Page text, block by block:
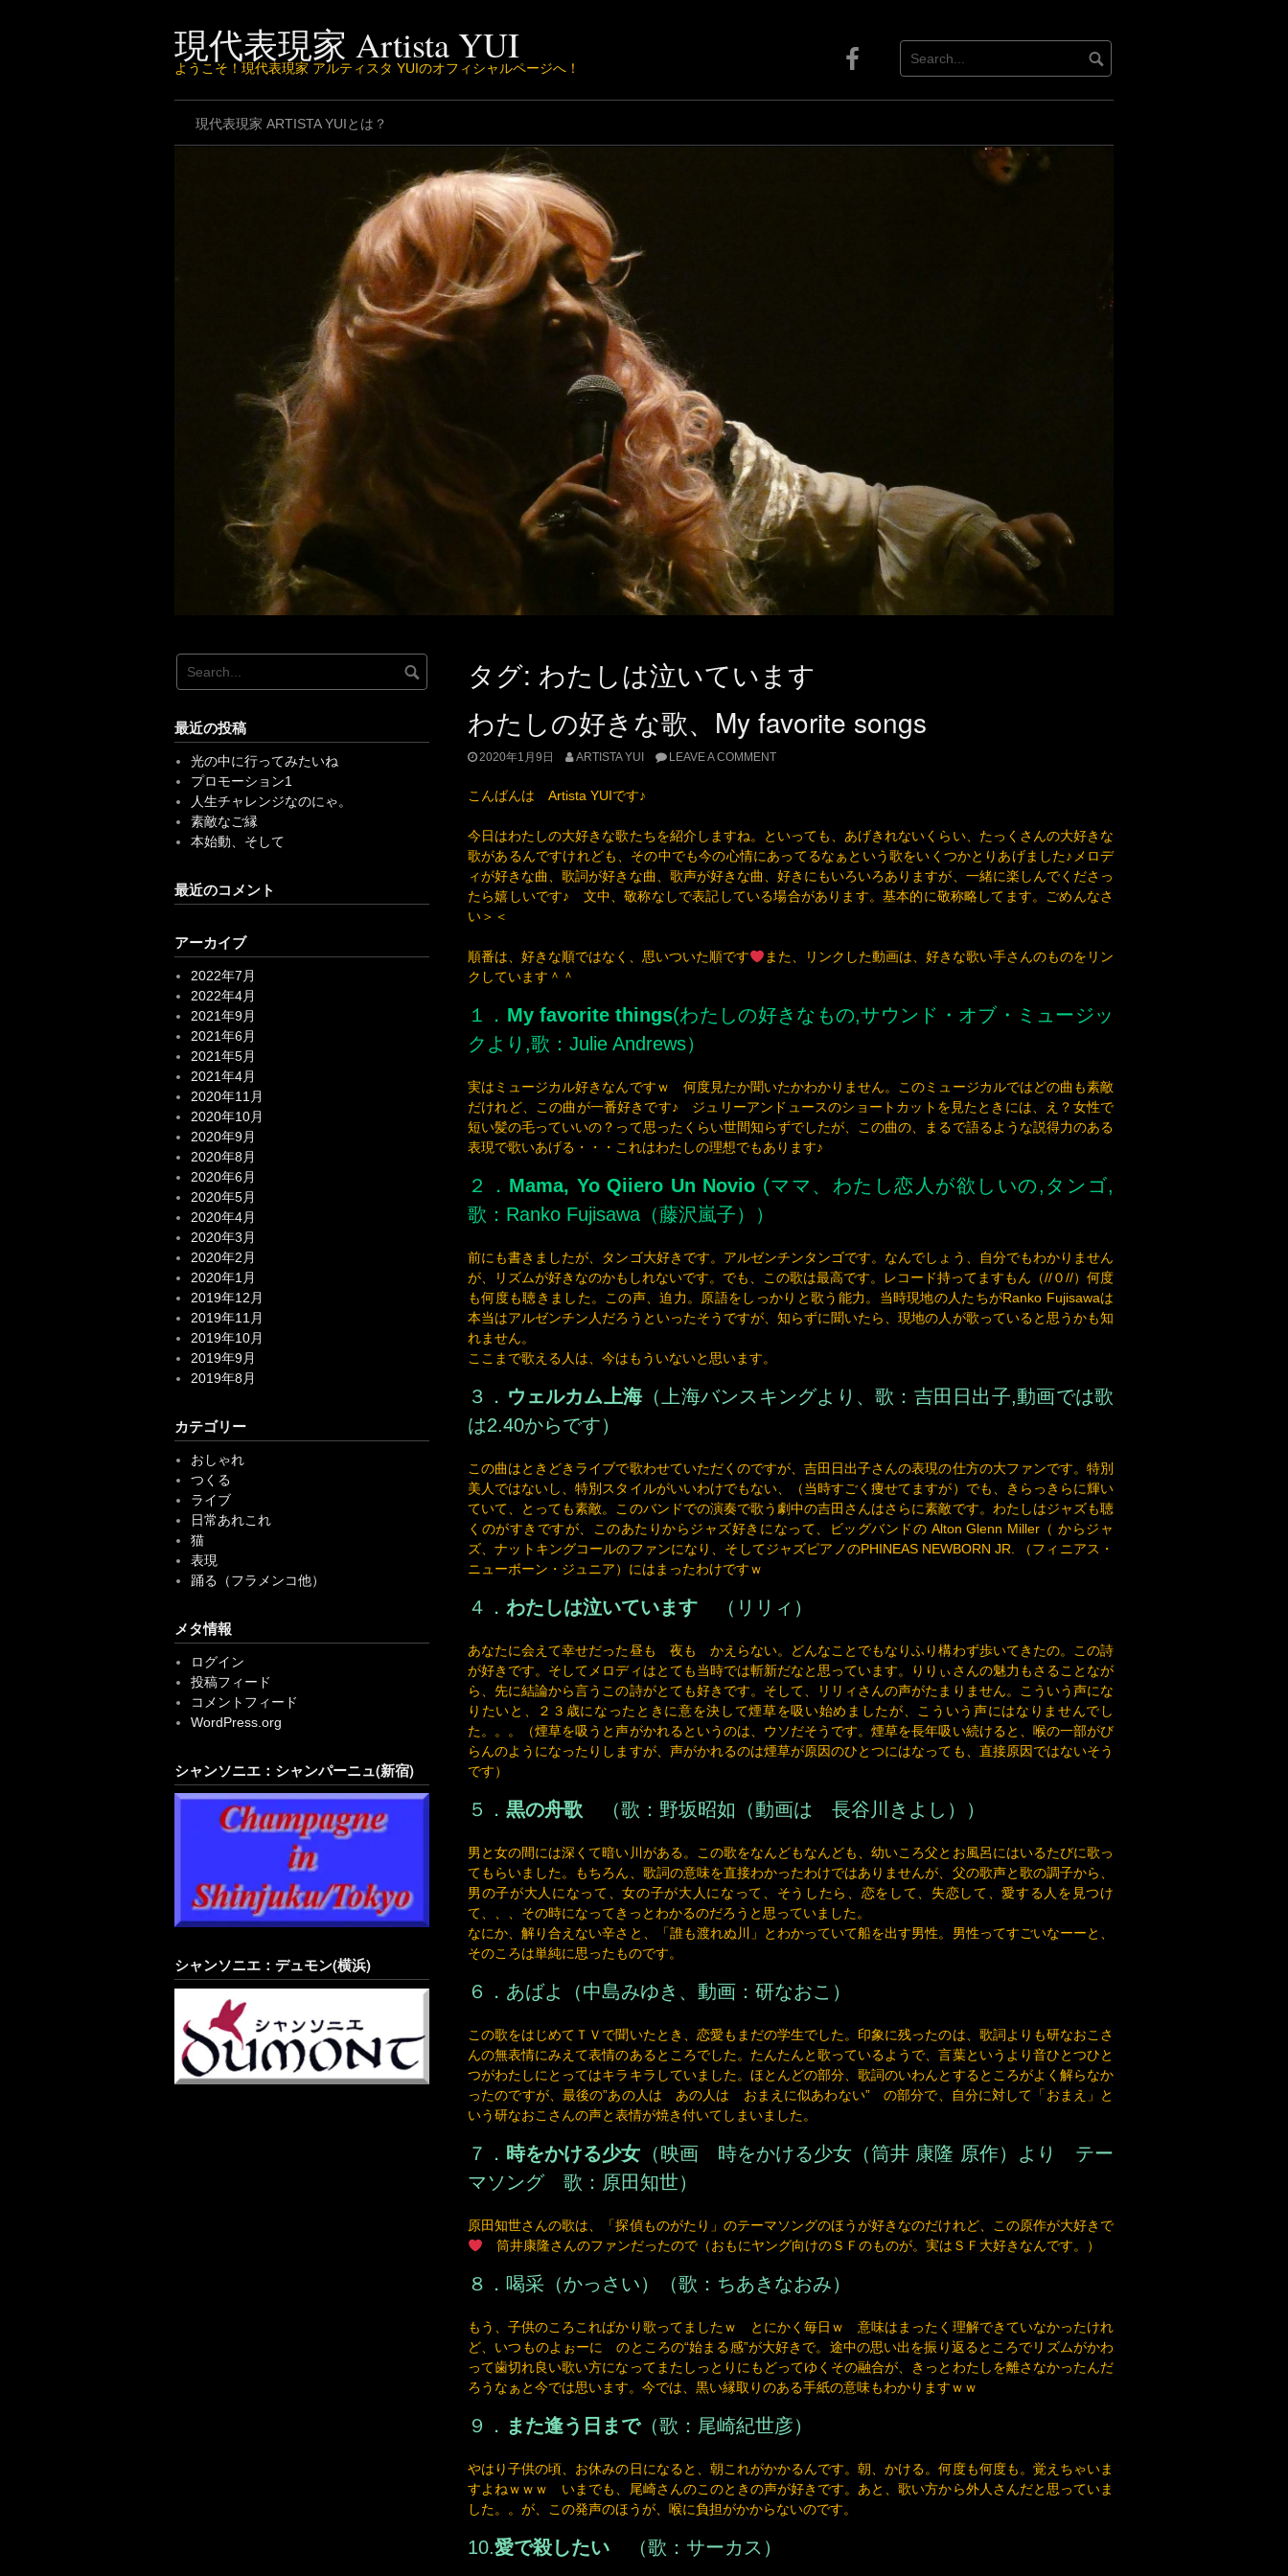
現代表現家 Artista YUI
ようこそ！現代表現家 アルティスタ YUIのオフィシャルページへ！
Facebook
ペ
現代表現家 ARTISTA YUIとは？
タグ:
わたしは泣いています
わたしの好きな歌、My favorite songs
2020年1月9日 ARTISTA YUI LEAVE A COMMENT
こんばんは Artista YUIです♪
歌があるんですけれども、その中でも今の心情にあってるなぁという歌をいくつかとりあげました♪メロデ
たら嬉しいです♪ 文中、敬称なしで表記している場合があります。基本的に敬称略してます。ごめんなさ
い＞＜
順番は、好きな順ではなく、思いついた順です
また、リンクした動画は、好きな歌い手さんのものをリン
クしています＾＾
１．My favorite things(わたしの好きなもの,サウンド・オブ・ミュージッ
クより,歌：Julie Andrews）
実はミュージカル好きなんですｗ 何度見たか聞いたかわかりません。このミュージカルではどの曲も素敵
だけれど、この曲が一番好きです♪ ジュリーアンドュースのショートカットを見たときには、え？女性で
表現で歌いあげる・・・これはわたしの理想でもあります♪
２．Mama, Yo Qiiero Un Novio(ママ、わたし恋人が欲しいの,タンゴ,
歌：Ranko Fujisawa（藤沢嵐子））
前にも書きましたが、タンゴ大好きです。アルゼンチンタンゴです。なんでしょう、自分でもわかりません
が、リズムが好きなのかもしれないです。でも、この歌は最高です。レコード持ってますもん（//０//）何度
本当はアルゼンチン人だろうといったそうですが、知らずに聞いたら、現地の人が歌っていると思うかも知
れません。
ここまで歌える人は、今はもういないと思います。
３．ウェルカム上海 （上海バンスキングより、歌：吉田日出子,動画では歌
は2.40からです）
この曲はときどきライブで歌わせていただくのですが、吉田日出子さんの表現の仕方の大ファンです。特別
美人ではないし、特別スタイルがいいわけでもない、（当時すごく痩せてますが）でも、きらっきらに輝い
くのがすきですが、このあたりからジャズ好きになって、ビッグバンドの Alton Glenn Miller（ からジャ
ズ、ナットキングコールのファンになり、そしてジャズピアノのPHINEAS NEWBORN JR. （フィニアス・
ニューボーン・ジュニア）にはまったわけですｗ
４．わたしは泣いています（リリィ）
が好きです。そしてメロディはとても当時では斬新だなと思っています。りりぃさんの魅力もさることなが
りたいと、２３歳になったときに意を決して煙草を吸い始めましたが、こういう声にはなりませんでし
た。。。（煙草を吸うと声がかれるというのは、ウソだそうです。煙草を長年吸い続けると、喉の一部がび
らんのようになったりしますが、声がかれるのは煙草が原因のひとつにはなっても、直接原因ではないそう
です）
５．黒の舟歌 （歌：野坂昭如（動画は 長谷川きよし））
てもらいました。もちろん、歌詞の意味を直接わかったわけではありませんが、父の歌声と歌の調子から、
て、、、その時になってきっとわかるのだろうと思っていました。
なにか、解り合えない辛さと、「誰も渡れぬ川」とわかっていて船を出す男性。男性ってすごいなーーと、
そのころは単純に思ったものです。
６． あばよ（中島みゆき、動画：研なおこ）
んの無表情にみえて表情のあるところでした。たんたんと歌っているようで、言葉というより音ひとつひと
ったのですが、最後の”あの人は あの人は おまえに似あわない” の部分で、自分に対して「おまえ」と
いう研なおこさんの声と表情が焼き付いてしまいました。
７．時をかける少女（映画 時をかける少女（筒井 康隆 原作）より テー
マソング 歌：原田知世）
原田知世さんの歌は、「探偵ものがたり」のテーマソングのほうが好きなのだけれど、この原作が大好きで
筒井康隆さんのファンだったので（おもにヤング向けのＳＦのものが。実はＳＦ大好きなんです。）
８．喝采 （かっさい）（歌：ちあきなおみ）
ど、いつものよぉーに のところの“始まる感”が大好きで。途中の思い出を振り返るところでリズムがかわ
ろうなぁと今では思います。今では、黒い縁取りのある手紙の意味もわかりますｗｗ
９．また逢う日まで（歌：尾崎紀世彦）
すよねｗｗｗ いまでも、尾崎さんのこのときの声が好きです。あと、歌い方から外人さんだと思っていま
10.愛で殺したい（歌：サーカス）
います。この曲で、ハーモニーの美しさと広さを知りました。やってみたいと思ったものでした。今は、、
最近の投稿
光の中に行ってみたいね
人生チャレンジなのにゃ。
素敵なご縁
本始動、そして
最近のコメント
2022年7月
2021年9月
2021年6月
2021年5月
2021年4月
2020年11月
2020年10月
2020年9月
2020年8月
2020年6月
2020年5月
2020年4月
2020年3月
2020年2月
2020年1月
2019年12月
2019年11月
2019年10月
2019年9月
2019年8月
カテゴリー
ライブ
日常あれこれ
猫
表現
踊る（フラメンコ他）
メタ情報
コメントフィード
WordPress.org
シャンソニエ：シャンパーニュ(新宿)
シャンソニエ：デュモン(横浜)